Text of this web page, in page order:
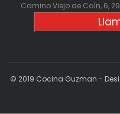
Camino Viejo de Coín, 6,
© 2019 Cocina Guzman -